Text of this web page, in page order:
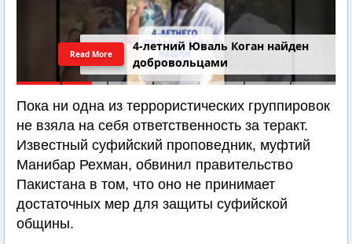
4-летний Юваль Коган найден
добровольцами
Read More
Пока ни одна из террористических группировок
не взяла на себя ответственность за теракт.
Известный суфийский проповедник, муфтий
Манибар Рехман, обвинил правительство
Пакистана в том, что оно не принимает
достаточных мер для защиты суфийской
общины.